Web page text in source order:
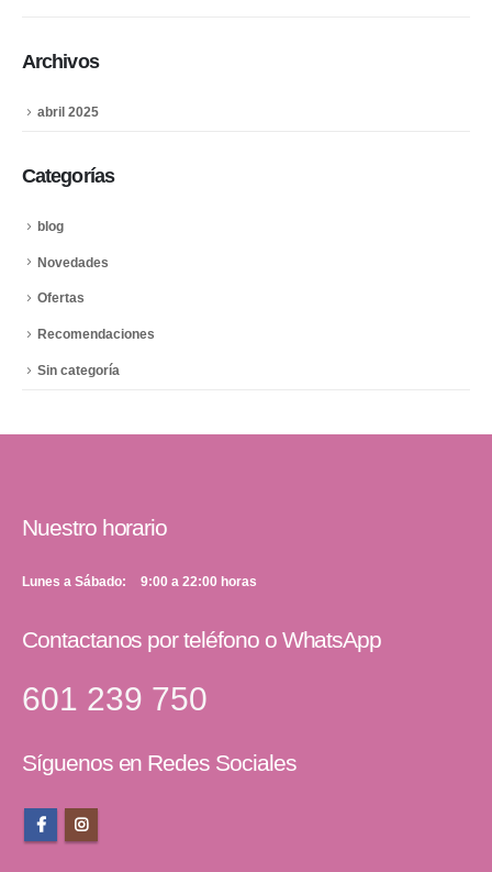
Archivos
abril 2025
Categorías
blog
Novedades
Ofertas
Recomendaciones
Sin categoría
Nuestro horario
Lunes a Sábado 9:00 a 22:00 horas
Contactanos por teléfono o WhatsApp
601 239 750
Síguenos en Redes Sociales